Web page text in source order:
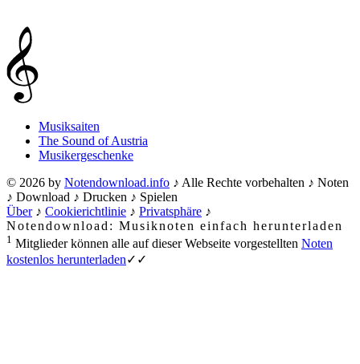
Musiksaiten
The Sound of Austria
Musikergeschenke
© 2026 by Notendownload.info ♪ Alle Rechte vorbehalten ♪ Noten
♪ Download ♪ Drucken ♪ Spielen
Über♪ Cookierichtlinie ♪ Privatsphäre ♪
Notendownload: Musiknoten einfach herunterladen
1 Mitglieder können alle auf dieser Webseite vorgestellten Noten
kostenlos herunterladen✓✓